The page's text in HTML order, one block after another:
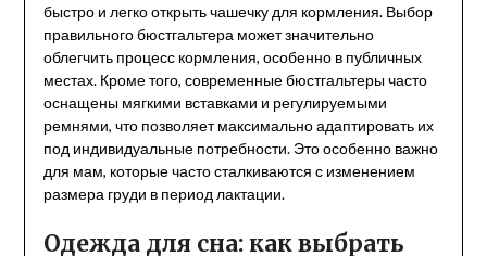
быстро и легко открыть чашечку для кормления. Выбор
правильного бюстгальтера может значительно
облегчить процесс кормления, особенно в публичных
местах. Кроме того, современные бюстгальтеры часто
оснащены мягкими вставками и регулируемыми
ремнями, что позволяет максимально адаптировать их
под индивидуальные потребности. Это особенно важно
для мам, которые часто сталкиваются с изменением
размера груди в период лактации.
Одежда для сна: как выбрать